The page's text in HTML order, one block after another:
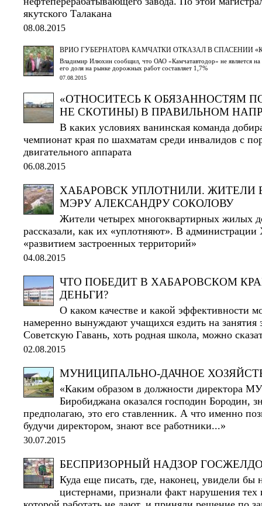
якутского Талакана
08.08.2015
ВРИО ГУБЕРНАТОРА КАМЧАТКИ ОТКАЗАЛ В СПАСЕНИИ
Владимир Илюхин сообщил, что ОАО «Камчатавтодор» не является
его доля на рынке дорожных работ составляет 1,7%
07.08.2015
«ОТНОСИТЕСЬ К ОБЯЗАННОСТЯМ
НЕ СКОТИНЫ) В ПРАВИЛЬНОМ
В каких условиях ванинская команда
чемпионат края по шахматам среди инвалидов с
двигательного аппарата
06.08.2015
ХАБАРОВСК УПЛОТНИЛИ. ЖИТЕЛИ
МЭРУ АЛЕКСАНДРУ СОКОЛОВУ
Жители четырех многоквартирных жилых
рассказали, как их «уплотняют». В администрации
«развитием застроенных территорий»
04.08.2015
ЧТО ПОБЕДИТ В ХАБАРОВСКОМ
ДЕНЬГИ?
О каком качестве и какой эффективности
намеренно вынуждают учащихся ездить на занятия
Советскую Гавань, хоть родная школа, можно
02.08.2015
МУНИЦИПАЛЬНО-ДАЧНОЕ
«Каким образом в должности директора
Биробиджана оказался господин Бородин,
предполагаю, это его ставленник. А что именно
будучи директором, знают все работники...»
30.07.2015
БЕСПРИЗОРНЫЙ НАДЗОР
Куда еще писать, где, наконец, увидели бы
цистернами, признали факт нарушения